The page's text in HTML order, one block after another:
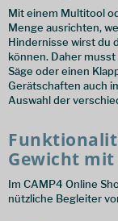
Mit einem Multitool
Menge ausrichten,
Hindernisse wirst du
können. Daher
Säge oder einen
Gerätschaften auch
Auswahl der
Gewicht
Im CAMP4 Online
nützliche Begleiter